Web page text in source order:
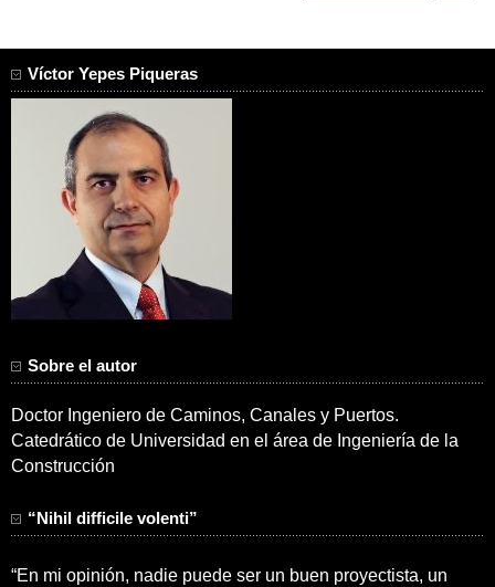
Víctor Yepes Piqueras
Sobre el autor
Doctor Ingeniero de Caminos, Canales y Puertos.
Catedrático de Universidad en el área de Ingeniería de la
Construcción
“Nihil difficile volenti”
“En mi opinión, nadie puede ser un buen proyectista, un